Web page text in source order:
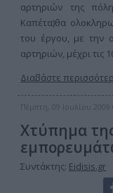
αρτηριών της
Καπέτα)θα
του έργου, με την
αρτηριών, μέχρι τις
Διαβάστε
Πέμπτη, 09 Ιουλίου 2009
Χτύπημα
Συντάκτης: Eidisis.gr